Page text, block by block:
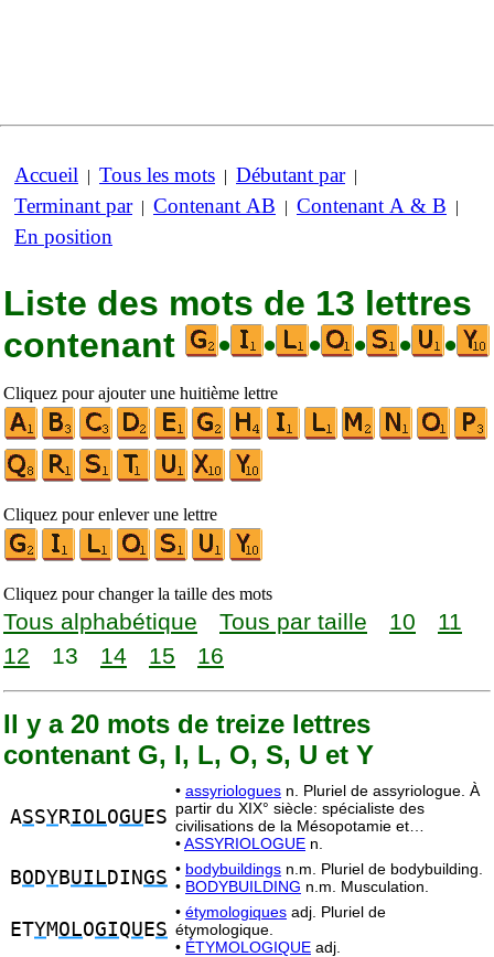
Accueil | Tous les mots | Débutant par|
Terminant par| Contenant AB | Contenant A & B |
En position
Liste des mots de 13 lettres
contenant
• • • • • •
Cliquez pour ajouter une huitième lettre
Cliquez pour enlever une lettre
Cliquez pour changer la taille des mots
Tous alphabétique Tous par taille 10
11
12
13 14 15 16
Il y a 20 mots de treize lettres
contenant G, I, L, O, S, U et Y
ASSYRIOLOGU ES
• assyriologues n. Pluriel de assyriologue. À
partir du XIX° siècle: spécialiste des
civilisations de la Mésopotamie et…
•ASSYRIOLOGUE n.
BO DYBUIL DINGS • bodybuildings n.m. Pluriel de bodybuilding.
• BODYBUILDING n.m. Musculation.
ETYMOLOGIQU ES
• étymologiques adj. Pluriel de
étymologique.
• ÉTYMOLOGIQUE adj.